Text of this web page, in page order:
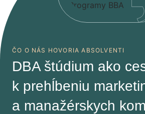
ČO O NÁS HOVORIA ABSOLVENTI
DBA štúdium ako
k prehĺbeniu
a manažérskych